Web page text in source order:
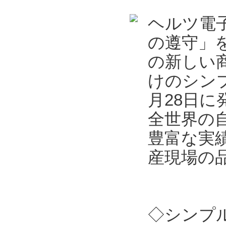
ヘルツ電
の遵守」
の新しい
けのシン
月28日に
全世界の
豊富な実
産現場の
◇シンプ